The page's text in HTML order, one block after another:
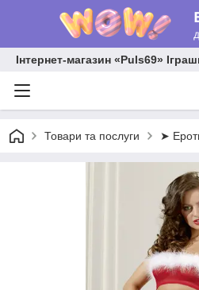
Інтернет-магазин «Puls69»
Товари та послуги ➤